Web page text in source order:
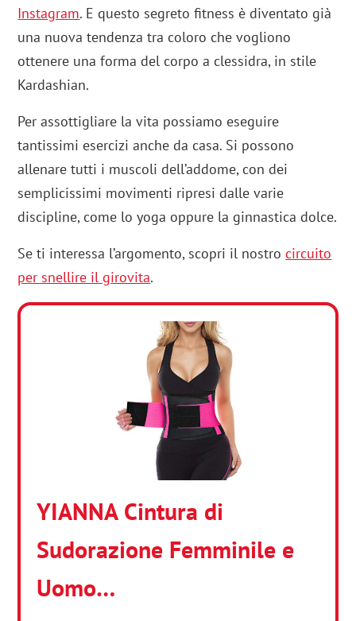
Instagram. E questo segreto fitness è diventato già
una nuova tendenza tra coloro che vogliono
ottenere una forma del corpo a clessidra, in stile
Kardashian.
Per assottigliare la vita possiamo eseguire
tantissimi esercizi anche da casa. Si possono
allenare tutti i muscoli dell’addome, con dei
semplicissimi movimenti ripresi dalle varie
discipline, come lo yoga oppure la ginnastica dolce.
Se ti interessa l’argomento, scopri il nostrocircuito
per snellire il girovita.
YIANNA Cintura di
Sudorazione Femminile e
Uomo…